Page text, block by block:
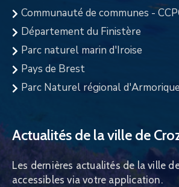
Communauté de communes -
Département du Finistère
Parc naturel marin d'Iroise
Pays de Brest
Parc Naturel régional d'Armorique
Actualités de la ville de
Les dernières actualités de la ville
accessibles via votre application.